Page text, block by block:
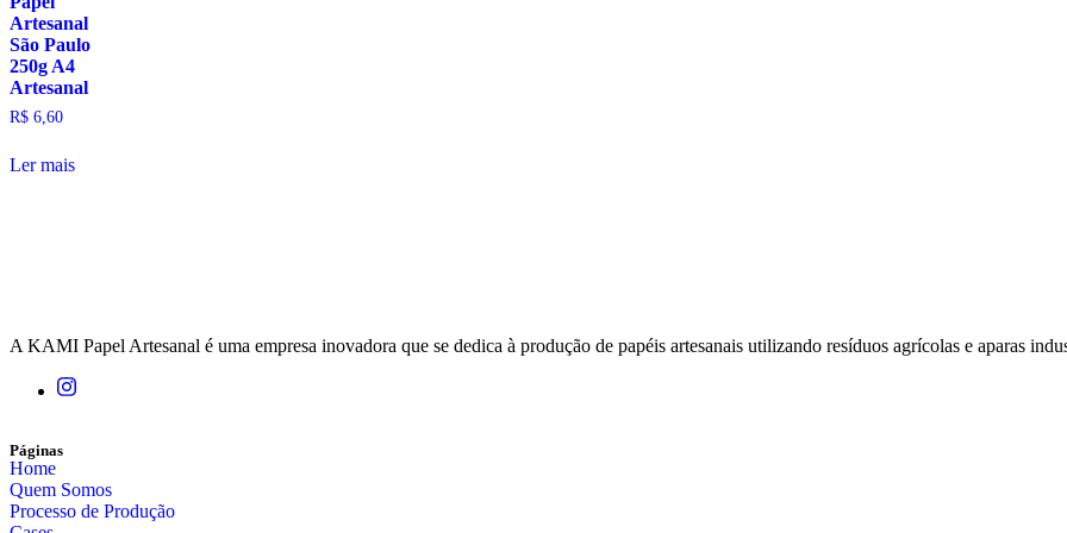
Artesanal
São Paulo
250g A4
Artesanal
R$ 6,60
Ler mais
A KAMI Papel Artesanal é uma empresa inovadora que se dedica à produção de papéis artesanais utilizando resíduos agrícolas e aparas
Páginas
Home
Quem Somos
Processo de Produção